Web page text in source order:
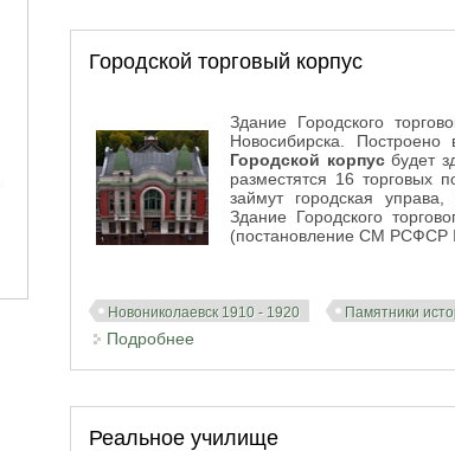
Городской торговый корпус
Здание Городского
Новосибирска.
Городской корпусбудет
разместятся 16 торговых
займут городская управа,
Здание Городского
(постановление СМ РСФСР
Новониколаевск 1910 - 1920 Памятники
Подробнее
Реальное училище